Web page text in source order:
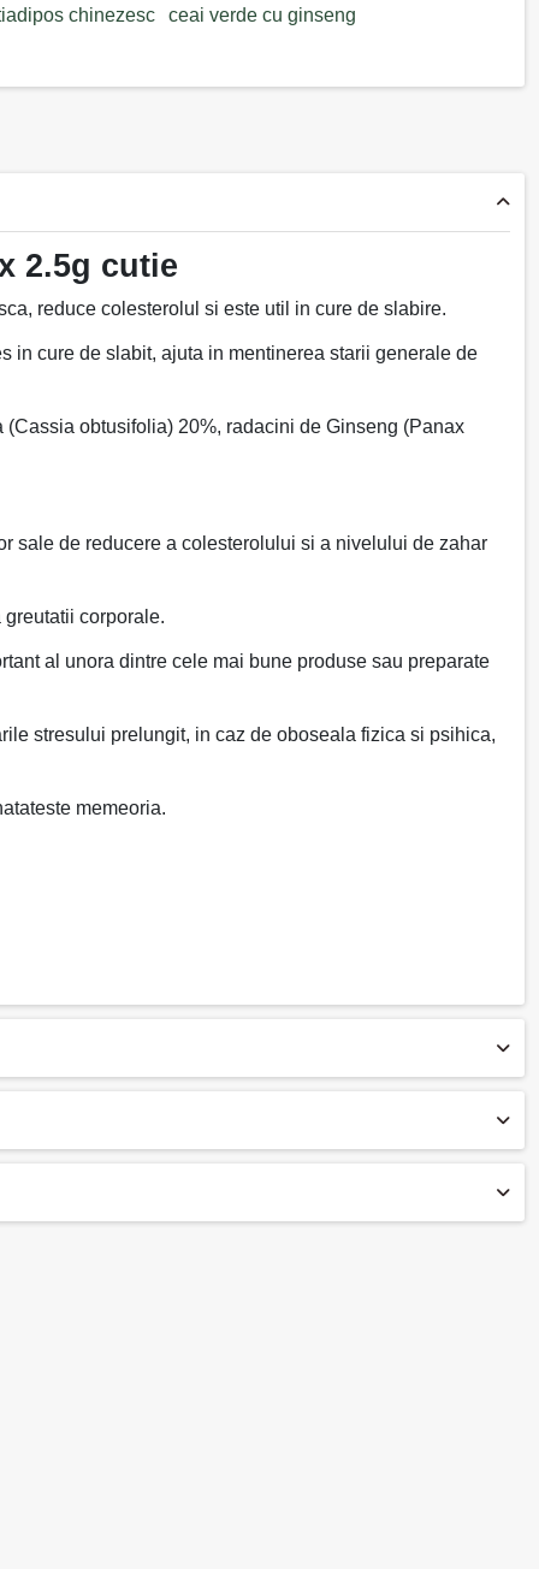
chinezesc
ceai verde cu ginseng
2.5g cutie
reduce colesterolul si este util in cure de slabire.
in cure de slabit, ajuta in mentinerea starii generale de
obtusifolia) 20%, radacini de Ginseng (Panax
sale de reducere a colesterolului si a nivelului de zahar
corporale.
al unora dintre cele mai bune produse sau preparate
stresului prelungit, in caz de oboseala fizica si psihica,
memeoria.